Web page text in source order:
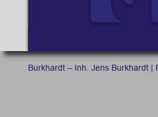
Burkhardt – Inh. Jens Burkhardt